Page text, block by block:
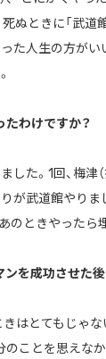
ぬときに「武道
た人生の方がい
たわけですか？
した。1回、梅津
りが武道館やり
のときやったら
ンを成功させた
はとてもじゃ
のことを思えな